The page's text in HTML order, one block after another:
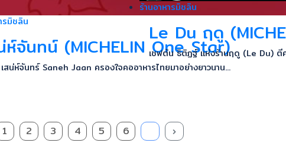
รมิชลิน
ห์จันทน์ (MICHELIN One Star)
จันทร์ Saneh Jaan ครองใจคออาหารไทยมาอย่างยาวนาน...
ร้านอาหารมิชลิน
Le Du ฤดู
เชฟต้น ธิติฏฐ์ แห่งร้านฤดู (Le Du) ตี
1 2 3 4 5 6 ›